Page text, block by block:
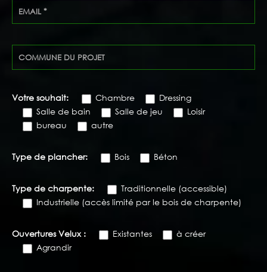
Votre souhait: Chambre
Dressing
Salle de bain
Salle de jeu
Loisir
bureau
autre
Type de plancher: Bois Béton
Type de charpente:
Traditionnelle (accessible)
Industrielle (accès limité par le bois de charpente)
Ouvertures Velux : Existantes
à créer
Agrandir